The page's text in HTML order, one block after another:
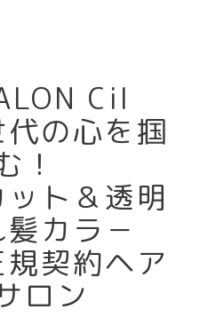
Cil
の心を掴
！
ト＆透明
カラ－
契約ヘア
ロン